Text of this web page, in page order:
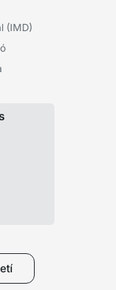
serveis